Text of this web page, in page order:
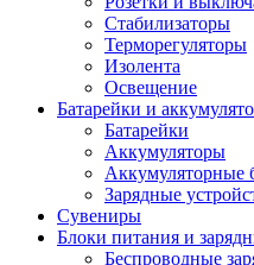
Стабилизаторы
Терморегуляторы
Изолента
Освещение
Батарейки и
Батарейки
Аккумуляторы
Аккумуляторные
Зарядные
Сувениры
Блоки питания и
Беспроводные